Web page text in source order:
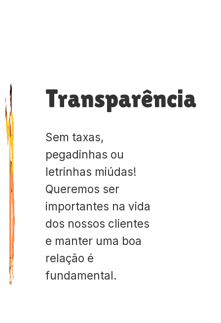
Transparência
Sem taxas,
pegadinhas ou
letrinhas miúdas!
Queremos ser
importantes na vida
dos nossos clientes
e manter uma boa
relação é
fundamental.